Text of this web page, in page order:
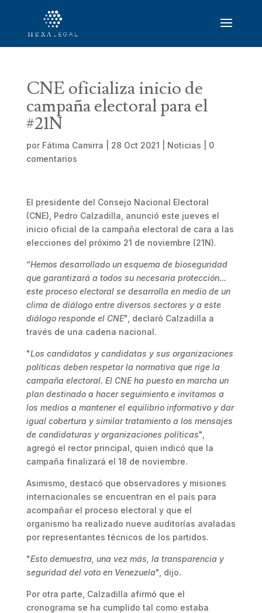
CNE oficializa inicio de
campaña electoral para el
#21N
por Fátima Camirra 28 Oct 2021 Noticias
0
comentarios
El presidente del Consejo Nacional Electoral
(CNE), Pedro Calzadilla, anunció este jueves el
inicio oficial de la campaña electoral de cara a las
elecciones del próximo 21 de noviembre (21N).
“Hemos desarrollado un esquema de bioseguridad
que garantizará a todos su necesaria protección...
este proceso electoral se desarrolla en medio de un
clima de diálogo entre diversos sectores y a este
diálogo responde el CNE", declaró Calzadilla a
través de una cadena nacional.
"Los candidatos y candidatas y sus organizaciones
políticas deben respetar la normativa que rige la
campaña electoral. El CNE ha puesto en marcha un
plan destinado a hacer seguimiento e invitamos a
los medios a mantener el equilibrio informativo y dar
igual cobertura y similar tratamiento a los mensajes
de candidaturas y organizaciones políticas",
agregó el rector principal, quien indicó que la
campaña finalizará el 18 de noviembre.
Asimismo, destacó que observadores y misiones
internacionales se encuentran en el país para
acompañar el proceso electoral y que el
organismo ha realizado nueve auditorías avaladas
por representantes técnicos de los partidos.
"Esto demuestra, una vez más, la transparencia y
seguridad del voto en Venezuela", dijo.
Por otra parte, Calzadilla afirmó que el
cronograma se ha cumplido tal como estaba